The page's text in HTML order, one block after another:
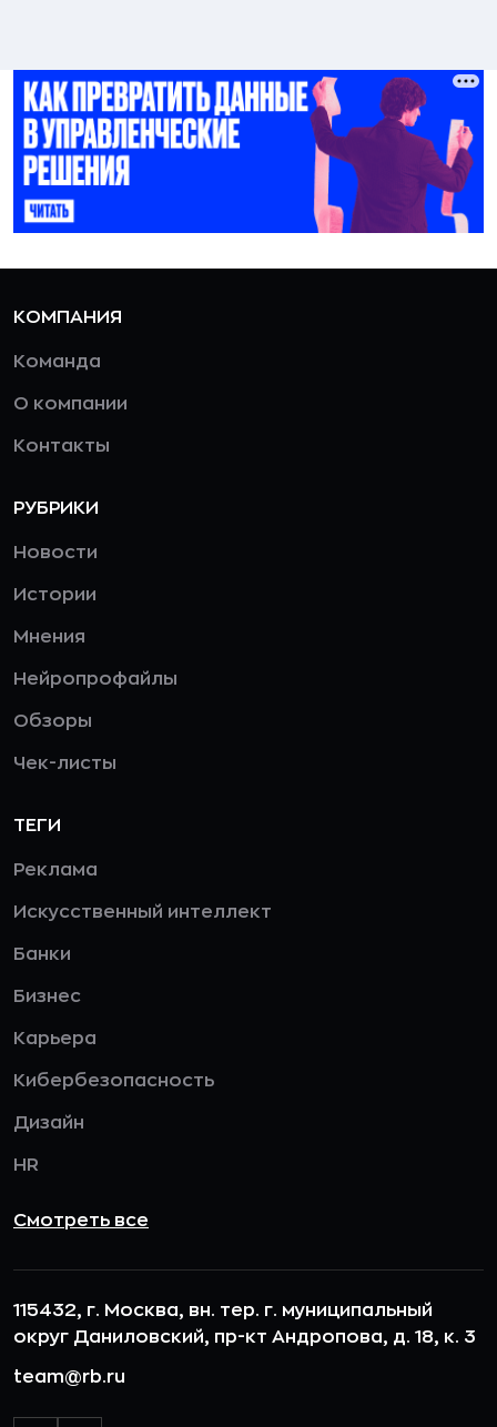
КОМПАНИЯ
Команда
О компании
Контакты
РУБРИКИ
Новости
Истории
Мнения
Нейропрофайлы
Обзоры
Чек-листы
ТЕГИ
Реклама
Искусственный интеллект
Банки
Бизнес
Карьера
Кибербезопасность
Дизайн
HR
Смотреть все
115432, г. Москва, вн. тер. г. муниципальный
округ Даниловский, пр-кт Андропова, д. 18, к. 3
team@rb.ru